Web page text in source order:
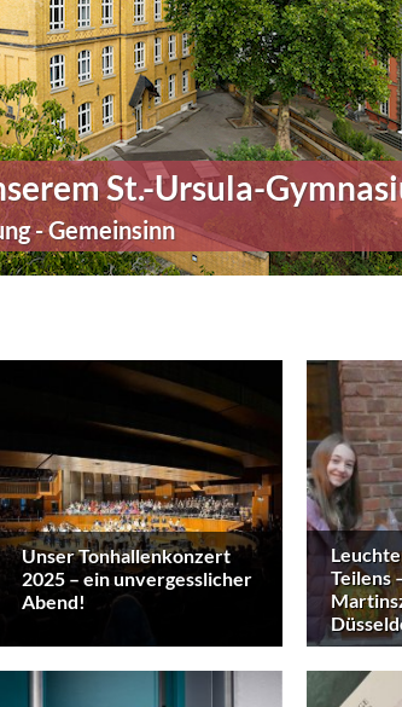
St.-Ursula-
- Gemeinsinn
Unser Tonhallenkonzert
2025 – ein unvergesslicher
Abend!
Teilens